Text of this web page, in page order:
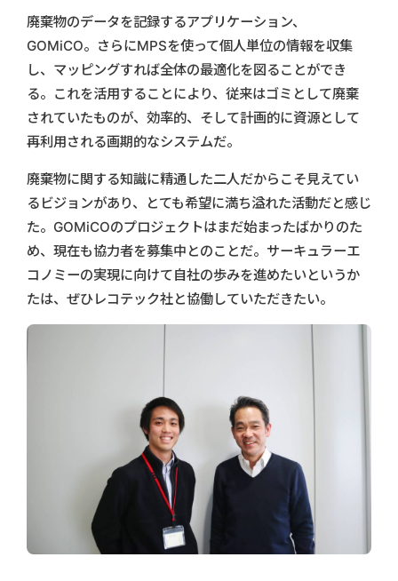
廃棄物のデータを記録するアプリケーション、
GOMiCO。さらにMPSを使って個人単位の情報を収集
し、マッピングすれば全体の最適化を図ることができ
る。これを活用することにより、従来はゴミとして廃棄
されていたものが、効率的、そして計画的に資源として
再利用される画期的なシステムだ。
廃棄物に関する知識に精通した二人だからこそ見えてい
るビジョンがあり、とても希望に満ち溢れた活動だと感じ
た。GOMiCOのプロジェクトはまだ始まったばかりのた
め、現在も協力者を募集中とのことだ。サーキュラーエ
コノミーの実現に向けて自社の歩みを進めたいというか
たは、ぜひレコテック社と協働していただきたい。